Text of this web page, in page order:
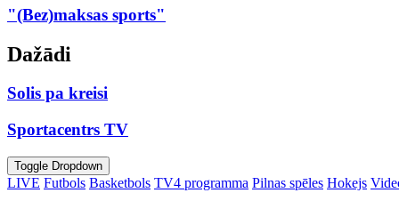
"(Bez)maksas sports"
Dažādi
Solis pa kreisi
Sportacentrs TV
Toggle Dropdown
LIVE Futbols Basketbols TV4 programma Pilnas spēles Hokejs